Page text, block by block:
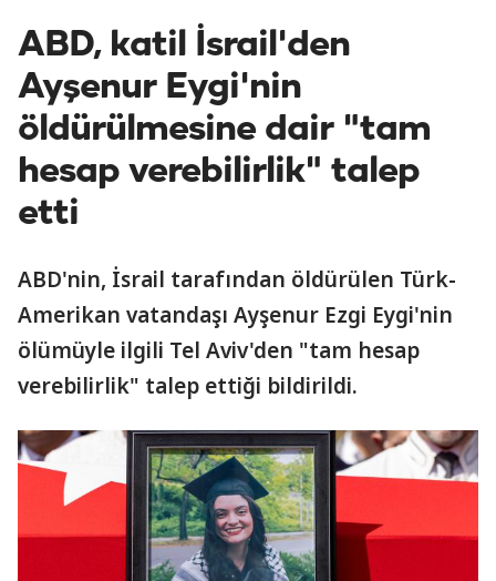
ABD, katil İsrail'den
Ayşenur Eygi'nin
öldürülmesine dair "tam
hesap verebilirlik" talep
etti
ABD'nin, İsrail tarafından öldürülen Türk-
Amerikan vatandaşı Ayşenur Ezgi Eygi'nin
ölümüyle ilgili Tel Aviv'den "tam hesap
verebilirlik" talep ettiği bildirildi.